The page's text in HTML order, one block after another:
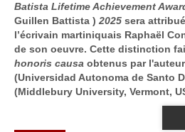
Batista Lifetime Achievement
Guillen Battista ) 2025 sera
l’écrivain martiniquais Raphaël
de son oeuvre. Cette distinction
honoris causa obtenus par
(Universidad Autonoma de Santo
(Middlebury University, Vermont,